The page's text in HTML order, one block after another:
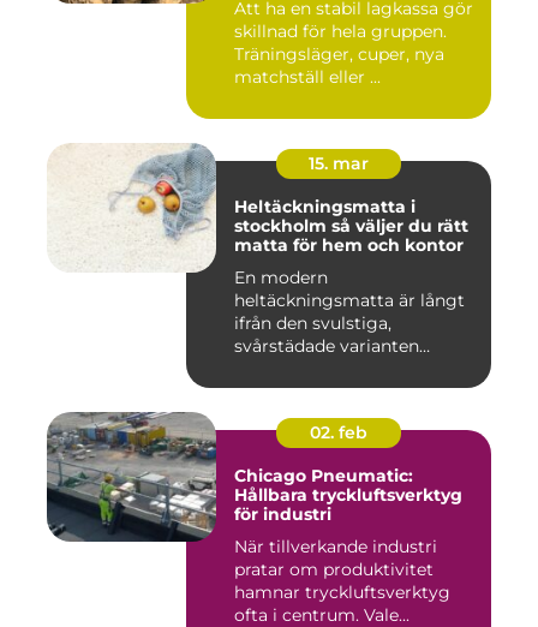
Att ha en stabil lagkassa gör
skillnad för hela gruppen.
Träningsläger, cuper, nya
matchställ eller ...
15. mar
Heltäckningsmatta i
stockholm så väljer du rätt
matta för hem och kontor
En modern
heltäckningsmatta är långt
ifrån den svulstiga,
svårstädade varianten
02. feb
Chicago Pneumatic:
Hållbara tryckluftsverktyg
för industri
När tillverkande industri
pratar om produktivitet
hamnar tryckluftsverktyg
ofta i centrum. Vale...